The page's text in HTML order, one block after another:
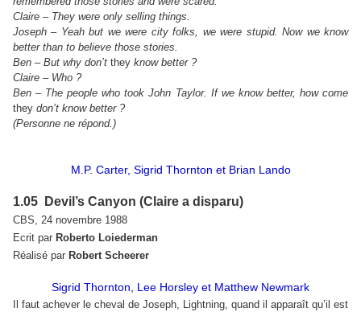
Claire – They were only selling things.
Joseph – Yeah but we were city folks, we were stupid. Now we know
better than to believe those stories.
Ben – But why don’t they know better ?
Claire – Who ?
Ben – The people who took John Taylor. If we know better, how come
they don’t know better ?
(Personne ne répond.)
M.P. Carter, Sigrid Thornton et Brian Lando
1.05 Devil’s Canyon (Claire a disparu)
CBS, 24 novembre 1988
Ecrit par Roberto Loiederman
Réalisé par Robert Scheerer
Sigrid Thornton, Lee Horsley et Matthew Newmark
Il faut achever le cheval de Joseph, Lightning, quand il apparaît qu’il est